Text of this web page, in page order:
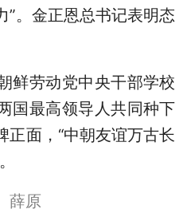
”。金正恩总书记表明态
鲜劳动党中央干部学校
国最高领导人共同种下
正面，“中朝友谊万古长
薛原